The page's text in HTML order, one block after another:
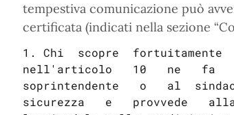
tempestiva comunicazione può
certificata (indicati nella sezione
1. Chi  scopre
nell'articolo   10   ne   fa
soprintendente   o   al
sicurezza   e   provvede   alla